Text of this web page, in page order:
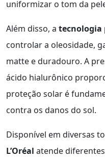
uniformizar o tom da
Além disso, a tecnologia
controlar a oleosidade,
matte e duradouro. A
ácido hialurônico
proteção solar é
contra os danos do sol.
Disponível em diversas
L’Oréal atende